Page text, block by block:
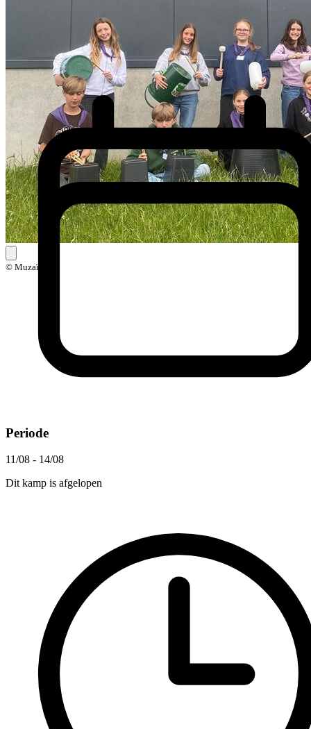
© Muzaïek
Periode
11/08 - 14/08
Dit kamp is afgelopen